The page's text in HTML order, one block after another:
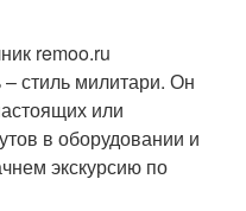
remoo.ru
стиль милитари. Он
или
в оборудовании и
экскурсию по